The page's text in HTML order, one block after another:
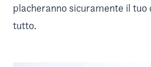
placheranno sicuramente il tuo
tutto.